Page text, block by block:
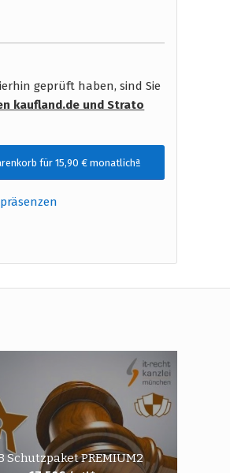
geprüft haben, sind Sie
kaufland.de und Strato
für 15,90 € monatlichª
Schutzpaket PREMIUM2